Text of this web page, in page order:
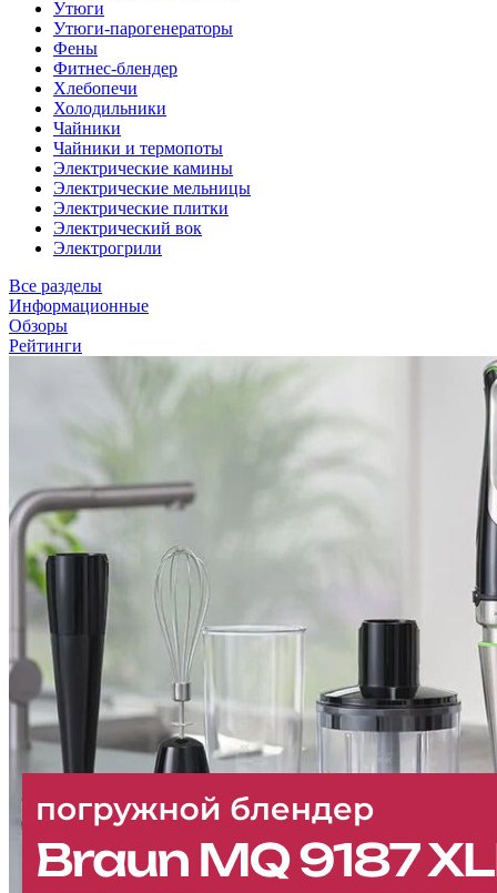
Утюги
Утюги-парогенераторы
Фены
Фитнес-блендер
Хлебопечи
Холодильники
Чайники
Чайники и термопоты
Электрические камины
Электрические мельницы
Электрические плитки
Электрический вок
Электрогрили
Все разделы
Информационные
Обзоры
Рейтинги